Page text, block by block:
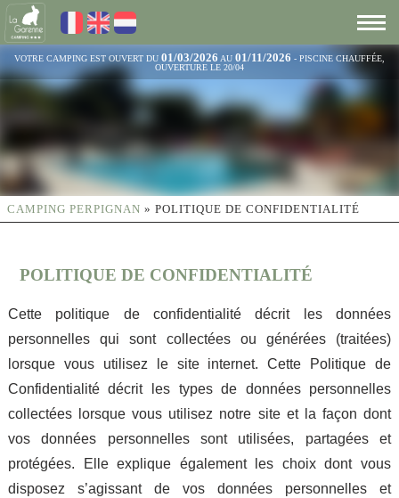
VOTRE CAMPING EST OUVERT DU 01/03/2026 AU 01/11/2026 - PISCINE CHAUFFÉE,
OUVERTURE LE 20/04
CAMPING PERPIGNAN » POLITIQUE DE CONFIDENTIALITÉ
POLITIQUE DE CONFIDENTIALITÉ
Cette politique de confidentialité décrit les données
personnelles qui sont collectées ou générées (traitées)
lorsque vous utilisez le site internet. Cette Politique de
Confidentialité décrit les types de données personnelles
collectées lorsque vous utilisez notre site et la façon dont
vos données personnelles sont utilisées, partagées et
protégées. Elle explique également les choix dont vous
disposez s’agissant de vos données personnelles et